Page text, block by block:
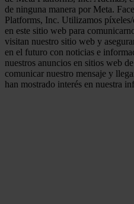
de ninguna manera por Meta.
Platforms, Inc. Utilizamos
en este sitio web para
visitan nuestro sitio web y
en el futuro con noticias e
nuestros anuncios en sitios web
comunicar nuestro mensaje y
han mostrado interés en nuestra